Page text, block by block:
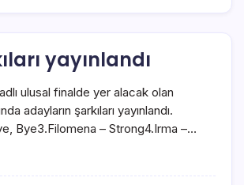
yayınlandı
ulusal finalde yer alacak olan
adayların şarkıları yayınlandı.
Bye3.Filomena – Strong4.Irma –…